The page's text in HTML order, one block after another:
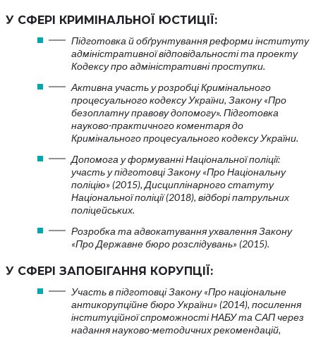
У СФЕРІ КРИМІНАЛЬНОЇ ЮСТИЦІЇ:
Підготовка й обґрунтування реформи інституту
адміністративної відповідальності та проекту
Кодексу про адміністративні проступки.
Активна участь у розробці Кримінального
процесуального кодексу України, Закону «Про
безоплатну правову допомогу». Підготовка
науково-практичного коментаря до
Кримінального процесуального кодексу України.
Допомога у формуванні Національної поліції:
участь у підготовці Закону «Про Національну
поліцію» (2015), Дисциплінарного статуту
Національної поліції (2018), відборі патрульних
поліцейських.
Розробка та адвокатування ухвалення Закону
«Про Державне бюро розслідувань» (2015).
У СФЕРІ ЗАПОБІГАННЯ КОРУПЦІЇ:
Участь в підготовці Закону «Про національне
антикорупційне бюро України» (2014), посилення
інституційної спроможності НАБУ та САП через
надання науково-методичних рекомендацій,